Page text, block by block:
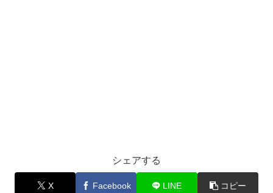
シェアする
X Facebook LINE コピー